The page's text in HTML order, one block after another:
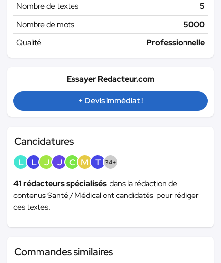
Nombre de textes
5
Nombre de mots
5000
Qualité
Professionnelle
Essayer Redacteur.com
+ Devis immédiat !
Candidatures
L L J J C M T 34+
41 rédacteurs spécialisés dans la rédaction de
contenus Santé / Médical ont candidatés pour rédiger
ces textes.
Commandes similaires